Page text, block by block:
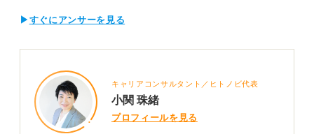
▶ すぐにアンサーを見る
キャリアコンサルタント／ヒトノビ代表
小関 珠緒
プロフィールを見る